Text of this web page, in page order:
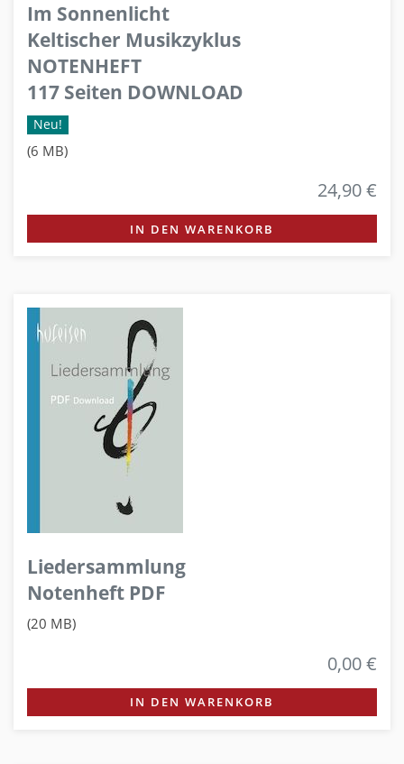
Im Sonnenlicht
Keltischer Musikzyklus
NOTENHEFT
117 Seiten DOWNLOAD
Neu!
(6 MB)
24,90 €
IN DEN WARENKORB
Liedersammlung
Notenheft PDF
(20 MB)
0,00 €
IN DEN WARENKORB